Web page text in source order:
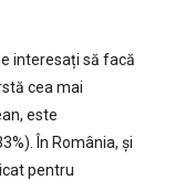
interesați să facă
cea mai
este
În România, și
pentru